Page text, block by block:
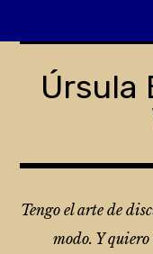
contentÚrsula
Tengo el arte de
modo. Y